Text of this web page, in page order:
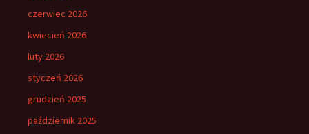
czerwiec 2026
kwiecień 2026
luty 2026
styczeń 2026
grudzień 2025
październik 2025